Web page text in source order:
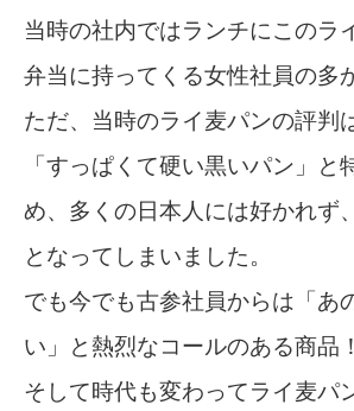
当時の社内ではランチにこのラ
弁当に持ってくる女性社員の多
ただ、当時のライ麦パンの評判
「すっぱくて硬い黒いパン」と
め、多くの日本人には好かれず
となってしまいました。
でも今でも古参社員からは「あ
い」と熱烈なコールのある商品！
そして時代も変わってライ麦パ